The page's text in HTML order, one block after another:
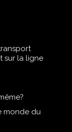
sur la ligne
monde du